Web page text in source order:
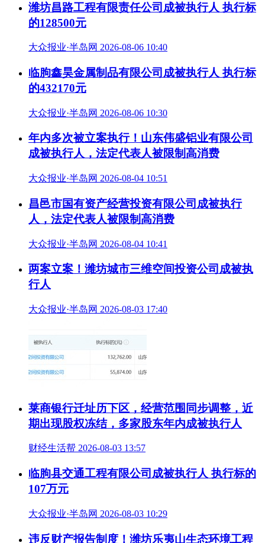
潍坊昌路工程有限责任公司成被执行人 执行标
的128500元
大众报业·半岛网 2026-08-06 10:40
临朐鑫昊金属制品有限公司成被执行人 执行标
的432170元
大众报业·半岛网 2026-08-06 10:30
年内多次被立案执行！山东伟盛铝业有限公司
成被执行人，法定代表人被限制高消费
大众报业·半岛网 2026-08-04 10:51
昌邑市国有资产经营投资有限公司成被执行
人，法定代表人被限制高消费
大众报业·半岛网 2026-08-04 10:41
两案立案！潍坊城市三维空间投资公司成被执
行人
大众报业·半岛网 2026-08-03 17:40
莱商银行迁址历下区，经营范围同步调整，近
期出现股权冻结，多家股东年内成被执行人
财经生活帮 2026-08-03 13:57
临朐县交通工程有限公司成被执行人 执行标的
107万元
大众报业·半岛网 2026-08-03 10:29
违反财产报告制度！潍坊乐夷山生态环境工程